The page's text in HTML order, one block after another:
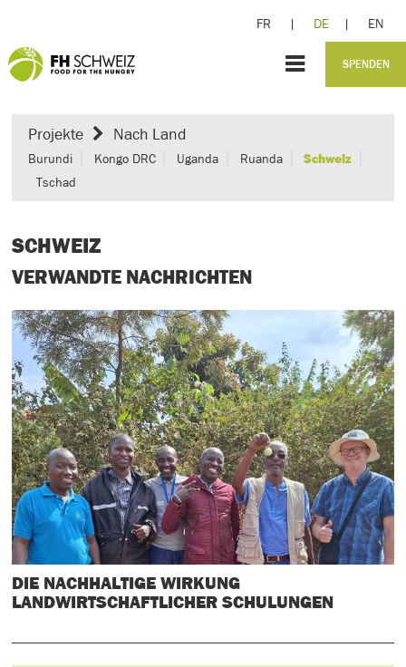
FR | DE | EN
SPENDEN
Projekte Nach Land
Burundi Kongo DRC Uganda Ruanda
Schweiz
Tschad
SCHWEIZ
VERWANDTE NACHRICHTEN
DIE NACHHALTIGE WIRKUNG
LANDWIRTSCHAFTLICHER SCHULUNGEN